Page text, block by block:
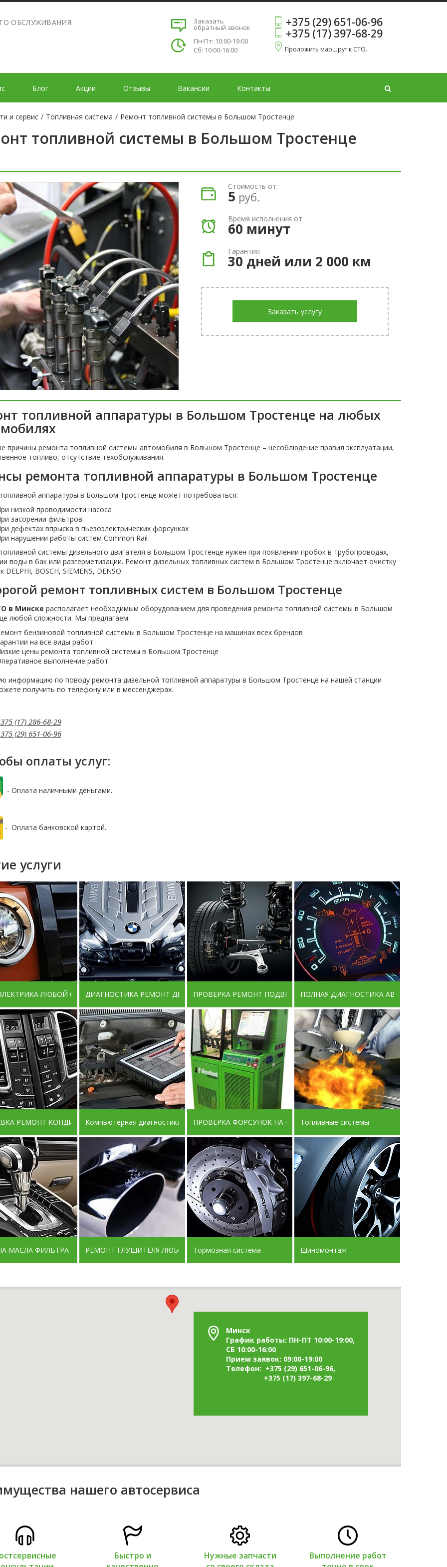
ОБСЛУЖИВАНИЯ Заказать
обратный звонок
Пн-Пт: 10:00-19:00
Сб: 10:00-16:00
+375 (29) 651-06-96
+375 (17) 397-68-29
Проложить маршрут к СТО.
Блог Акции Отзывы Вакансии Контакты
и сервис / Топливная система / Ремонт топливной системы в Большом Тростенце
топливной системы в Большом Тростенце
Стоимость от:
5 руб.
Время исполнения от
60 минут
Гарантия
30 дней или 2 000 км
Заказать услугу
топливной аппаратуры в Большом Тростенце на любых
причины ремонта топливной системы автомобиля в Большом Тростенце – несоблюдение правил эксплуатации,
топливо, отсутствие техобслуживания.
ремонта топливной аппаратуры в Большом Тростенце
аппаратуры в Большом Тростенце может потребоваться:
низкой проводимости насоса
засорении фильтров
дефектах впрыска в пьезоэлектрических форсунках
нарушении работы систем Common Rail
системы дизельного двигателя в Большом Тростенце нужен при появлении пробок в трубопроводах,
воды в бак или разгерметизации. Ремонт дизельных топливных систем в Большом Тростенце включает очистку
DELPHI, BOSCH, SIEMENS, DENSO.
ремонт топливных систем в Большом Тростенце
в Минске располагает необходимым оборудованием для проведения ремонта топливной системы в Большом
любой сложности. Мы предлагаем:
бензиновой топливной системы в Большом Тростенце на машинах всех брендов
на все виды работ
цены ремонта топливной системы в Большом Тростенце
выполнение работ
информацию по поводу ремонта дизельной топливной аппаратуры в Большом Тростенце на нашей станции
получить по телефону или в мессенджерах.
(17) 286-68-29
(29) 651-06-96
оплаты услуг:
- Оплата наличными деньгами.
- Оплата банковской картой.
услуги
ЛЮБОЙ СЛОЖНОСТИДИАГНОСТИКА РЕМОНТ ДВИГАТЕЛЕЙПРОВЕРКА РЕМОНТ ПОДВЕСКИПОЛНАЯ ДИАГНОСТИКА АВТО
РЕМОНТ КОНДИЦИОНЕРОВКомпьютерная диагностика ДИЛЕРСКИМИ СКАНЕРАМИПРОВЕРКА ФОРСУНОК НА СТЕНДЕ ДИЗЕЛЬ ЛЭНД 2021 ГОДА
Топливные системы
МАСЛА ФИЛЬТРА В АВТОМАТЕРЕМОНТ ГЛУШИТЕЛЯ ЛЮБОЙ СЛОЖНОСТИ
Тормозная система Шиномонтаж
Минск
График работы: ПН-ПТ 10:00-19:00,
СБ 10:00-16:00
Прием заявок: 09:00-19:00
Телефон: +375 (29) 651-06-96,
+375 (17) 397-68-29
нашего автосервиса
Быстро и
Нужные запчасти
Выполнение работ